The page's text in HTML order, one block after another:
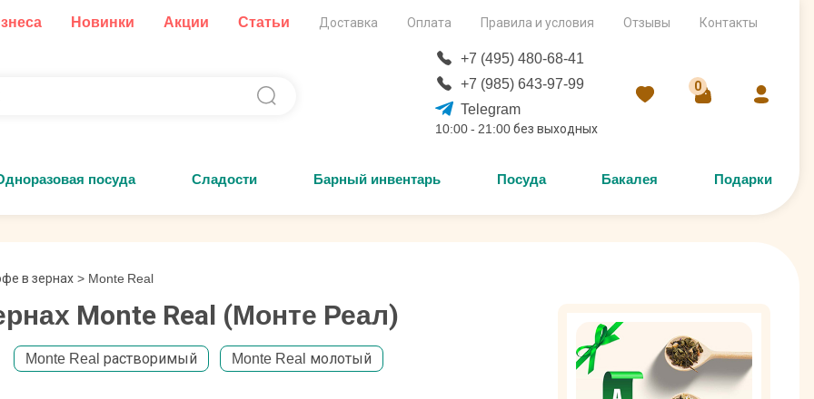
Новинки Акции Статьи Доставка Оплата Правила и условия Отзывы Контакты
+7 (495) 480-68-41
+7 (985) 643-97-99
Telegram
10:00 - 21:00 без выходных
0
посуда Сладости Барный инвентарь Посуда Бакалея Подарки
в зернах > Monte Real
Monte Real (Монте Реал)
Monte Real растворимый Monte Real молотый